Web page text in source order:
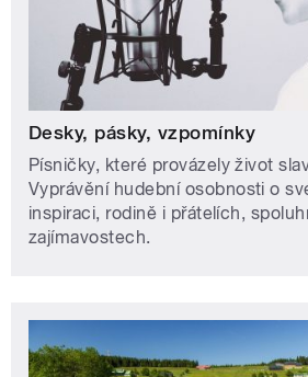
Desky, pásky, vzpomínky
Písničky, které provázely život
Vyprávění hudební osobnosti o
inspiraci, rodině i přátelích,
zajímavostech.